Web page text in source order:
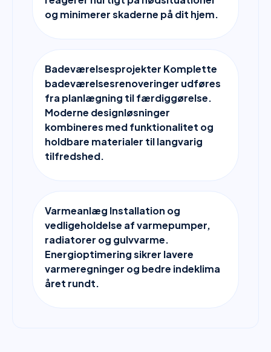
og minimerer skaderne på dit hjem.
Badeværelsesprojekter Komplette
badeværelsesrenoveringer udføres
fra planlægning til færdiggørelse.
Moderne designløsninger
kombineres med funktionalitet og
holdbare materialer til langvarig
tilfredshed.
Varmeanlæg Installation og
vedligeholdelse af varmepumper,
radiatorer og gulvvarme.
Energioptimering sikrer lavere
varmeregninger og bedre indeklima
året rundt.